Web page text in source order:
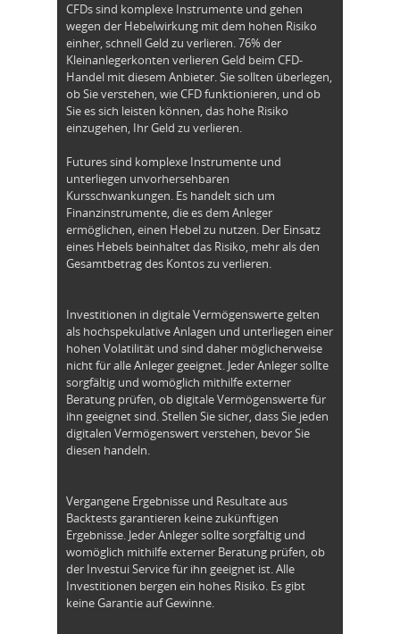
CFDs sind komplexe Instrumente und gehen
wegen der Hebelwirkung mit dem hohen Risiko
einher, schnell Geld zu verlieren. 76% der
Kleinanlegerkonten verlieren Geld beim CFD-
Handel mit diesem Anbieter. Sie sollten überlegen,
ob Sie verstehen, wie CFD funktionieren, und ob
Sie es sich leisten können, das hohe Risiko
einzugehen, Ihr Geld zu verlieren.
Futures sind komplexe Instrumente und
unterliegen unvorhersehbaren
Kursschwankungen. Es handelt sich um
Finanzinstrumente, die es dem Anleger
ermöglichen, einen Hebel zu nutzen. Der Einsatz
eines Hebels beinhaltet das Risiko, mehr als den
Gesamtbetrag des Kontos zu verlieren.
Investitionen in digitale Vermögenswerte gelten
als hochspekulative Anlagen und unterliegen einer
hohen Volatilität und sind daher möglicherweise
nicht für alle Anleger geeignet. Jeder Anleger sollte
sorgfältig und womöglich mithilfe externer
Beratung prüfen, ob digitale Vermögenswerte für
ihn geeignet sind. Stellen Sie sicher, dass Sie jeden
digitalen Vermögenswert verstehen, bevor Sie
diesen handeln.
Vergangene Ergebnisse und Resultate aus
Backtests garantieren keine zukünftigen
Ergebnisse. Jeder Anleger sollte sorgfältig und
womöglich mithilfe externer Beratung prüfen, ob
der Investui Service für ihn geeignet ist. Alle
Investitionen bergen ein hohes Risiko. Es gibt
keine Garantie auf Gewinne.